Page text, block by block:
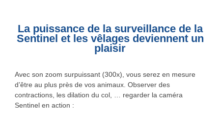
La puissance de la surveillance de la
Sentinel et les vêlages deviennent un
plaisir
Avec son zoom surpuissant (300x), vous serez en mesure
d’être au plus près de vos animaux. Observer des
contractions, les dilation du col, … regarder la caméra
Sentinel en action :